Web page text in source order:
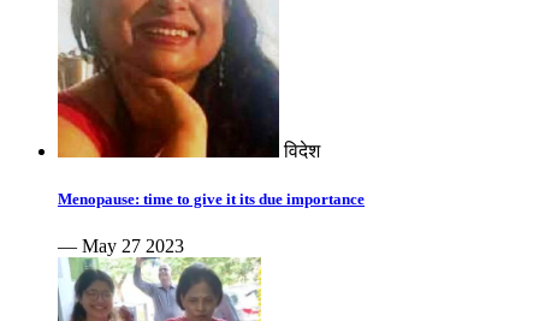
विदेश
Menopause: time to give it its due importance
— May 27 2023